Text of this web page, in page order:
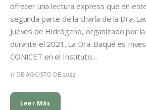
Quiénes somos
ofrecer una lectura express que en
segunda parte de la charla de la Dra.
Jueves de Hidrógeno, organizado por
durante el 2021. La Dra. Baqué es
CONICET en el Instituto…
17 DE AGOSTO DE 2022
Leer Más